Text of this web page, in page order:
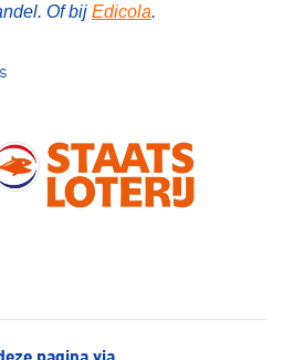
Of bij Edicola.
pagina via